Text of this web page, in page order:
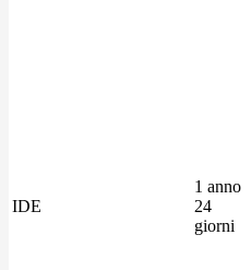
IDE
1 anno
24
giorni